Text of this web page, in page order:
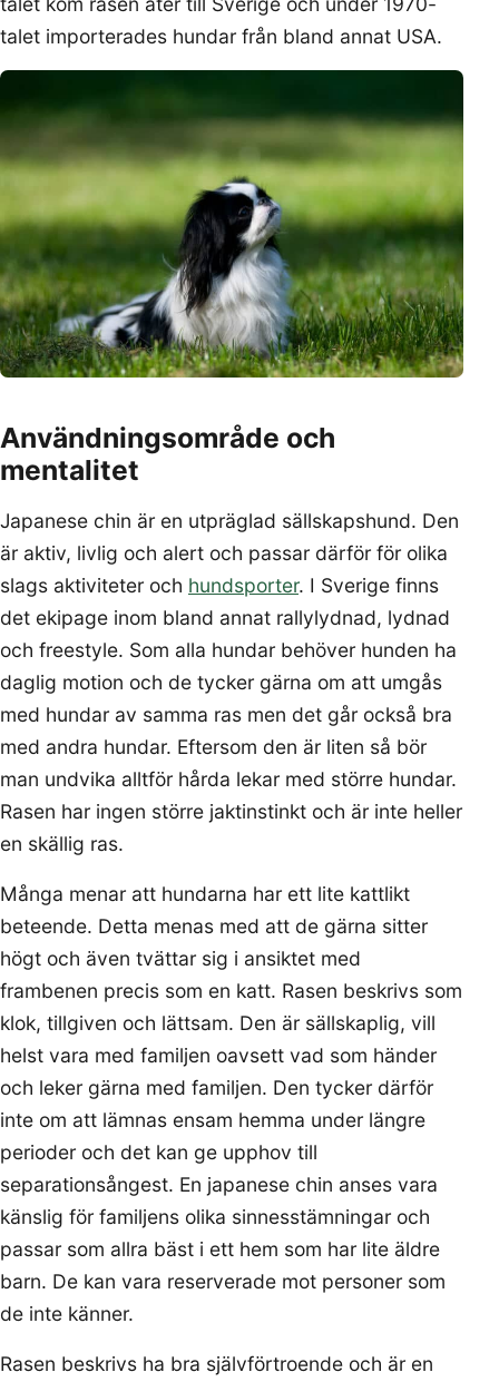
talet importerades hundar från bland annat USA.
Användningsområde och
mentalitet
Japanese chin är en utpräglad sällskapshund. Den
är aktiv, livlig och alert och passar därför för olika
slags aktiviteter och hundsporter. I Sverige finns
det ekipage inom bland annat rallylydnad, lydnad
och freestyle. Som alla hundar behöver hunden ha
daglig motion och de tycker gärna om att umgås
med hundar av samma ras men det går också bra
med andra hundar. Eftersom den är liten så bör
man undvika alltför hårda lekar med större hundar.
Rasen har ingen större jaktinstinkt och är inte heller
en skällig ras.
Många menar att hundarna har ett lite kattlikt
beteende. Detta menas med att de gärna sitter
högt och även tvättar sig i ansiktet med
frambenen precis som en katt. Rasen beskrivs som
klok, tillgiven och lättsam. Den är sällskaplig, vill
helst vara med familjen oavsett vad som händer
och leker gärna med familjen. Den tycker därför
inte om att lämnas ensam hemma under längre
perioder och det kan ge upphov till
separationsångest. En japanese chin anses vara
känslig för familjens olika sinnesstämningar och
passar som allra bäst i ett hem som har lite äldre
barn. De kan vara reserverade mot personer som
de inte känner.
Rasen beskrivs ha bra självförtroende och är en